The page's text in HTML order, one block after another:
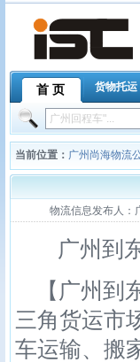
首 页 货物托运
当前位置： 广州尚海物流
物流信息发布人：
广州到东
【广州到
三角货运市
车运输、搬